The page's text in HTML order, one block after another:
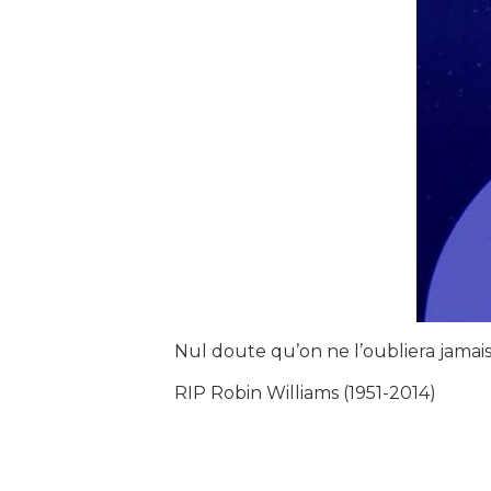
Nul doute qu’on ne l’oubliera
RIP Robin Williams (1951-2014)